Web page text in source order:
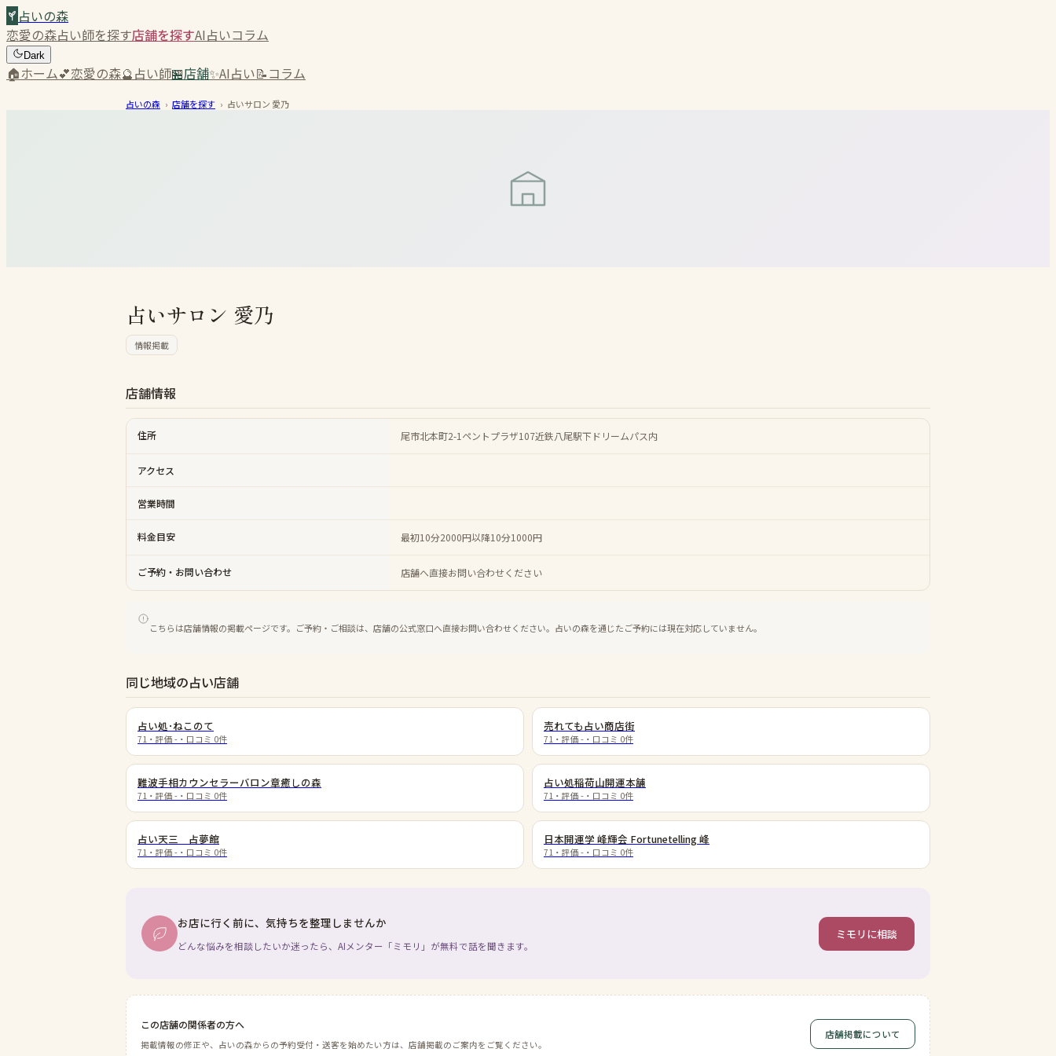
占いの森
恋愛の森占い師を探す店舗を探すAI占いコラム
Dark
🏠ホーム💕恋愛の森🔮占い師🏪店舗✨AI占い📝コラム
占いの森 › 店舗を探す › 占いサロン 愛乃
占いサロン 愛乃
情報掲載
店舗情報
住所 尾市北本町2-1ペントプラザ107近鉄八尾駅下ドリームパス内
アクセス
営業時間
料金目安 最初10分2000円以降10分1000円
ご予約・お問い合わせ 店舗へ直接お問い合わせください
こちらは店舗情報の掲載ページです。ご予約・ご相談は、店舗の公式窓口へ直接お問い合わせください。占いの森を通じたご予約には現在対応していません。
同じ地域の占い店舗
占い処･ねこのて
71 ・評価 - ・口コミ 0件
売れても占い商店街
71 ・評価 - ・口コミ 0件
難波手相カウンセラーバロン章癒しの森
71 ・評価 - ・口コミ 0件
占い処稲荷山開運本舗
71 ・評価 - ・口コミ 0件
占い天三 占夢館
71 ・評価 - ・口コミ 0件
日本開運学 峰輝会 Fortunetelling 峰
71 ・評価 - ・口コミ 0件
お店に行く前に、気持ちを整理しませんか
どんな悩みを相談したいか迷ったら、AIメンター「ミモリ」が無料で話を聞きます。
ミモリに相談
この店舗の関係者の方へ
掲載情報の修正や、占いの森からの予約受付・送客を始めたい方は、店舗掲載のご案内をご覧ください。
店舗掲載について